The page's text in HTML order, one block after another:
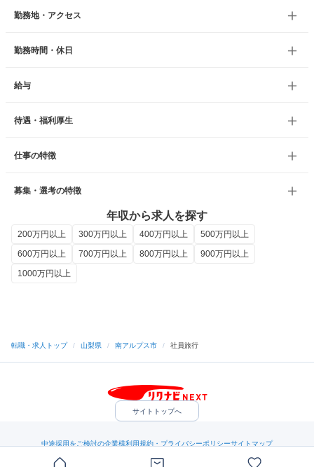
勤務地・アクセス
勤務時間・休日
給与
待遇・福利厚生
仕事の特徴
募集・選考の特徴
年収から求人を探す
200万円以上 300万円以上 400万円以上
500万円以上
600万円以上
700万円以上 800万円以上
900万円以上
1000万円以上
転職・求人トップ / 山梨県 / 南アルプス市 / 社員旅行
サイトトップへ
中途採用をご検討の企業様利用規約・プライバシーポリシーサイトマップ
（C）Indeed Inc.